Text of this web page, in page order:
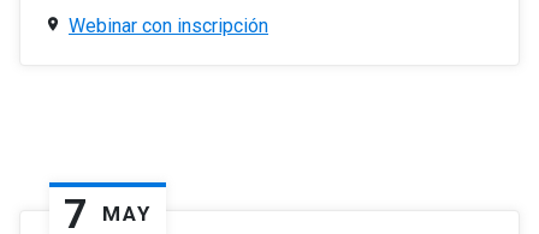
Webinar con inscripción
7 MAY